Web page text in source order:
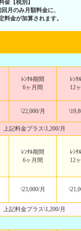
金【税別】
月のみ月額料金に、
料金が加算されます。
ﾚﾝﾀﾙ期間
6ヶ月間
ﾚﾝﾀ
12
\22,000/月
上記料金プラス\1,200/月
ﾚﾝﾀﾙ期間
6ヶ月間
ﾚﾝﾀ
12
\23,000/月
上記料金プラス\1,200/月